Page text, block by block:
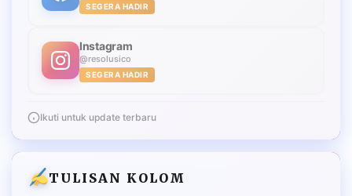
SEGERA HADIR
Instagram
@resolusico
SEGERA HADIR
Ikuti untuk update terbaru
TULISAN KOLOM